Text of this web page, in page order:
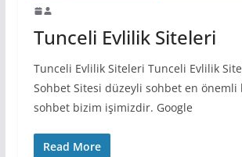
Tunceli Evlilik Siteleri
Tunceli Evlilik Siteleri Tunceli Evlilik
Sohbet Sitesi düzeyli sohbet en önemli
sohbet bizim işimizdir. Google
Read More